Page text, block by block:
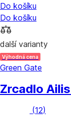
Do košíku
Do košíku
další varianty
Výhodná cena
Green Gate
Zrcadlo Ailis
(12)